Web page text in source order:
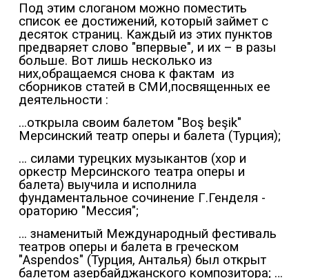
Под этим слоганом можно поместить
список ее достижений, который займет с
десяток страниц. Каждый из этих пунктов
предваряет слово "впервые", и их – в разы
больше. Вот лишь несколько из
них,обращаемся снова к фактам из
сборников статей в СМИ,посвященных ее
деятельности :
…открыла своим балетом "Boş beşik"
Мерсинский театр оперы и балета (Турция);
… силами турецких музыкантов (хор и
оркестр Мерсинского театра оперы и
балета) выучила и исполнила
фундаментальное сочинение Г.Генделя -
ораторию "Мессия";
… знаменитый Международный фестиваль
театров оперы и балета в греческом
"Aspendos" (Турция, Анталья) был открыт
балетом азербайджанского композитора; …